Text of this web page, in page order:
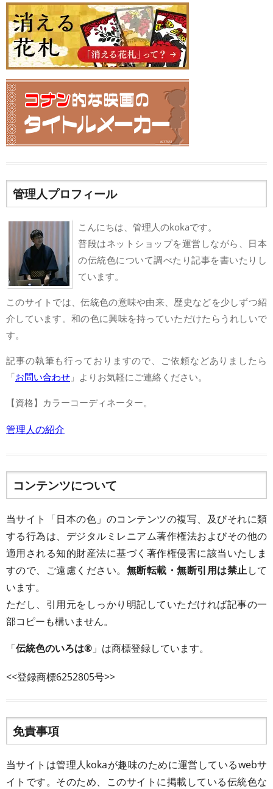
管理人プロフィール
こんにちは、管理人のkokaです。
普段はネットショップを運営しながら、日本
の伝統色について調べたり記事を書いたりし
ています。
このサイトでは、伝統色の意味や由来、歴史などを少しずつ紹
介しています。和の色に興味を持っていただけたらうれしいで
す。
記事の執筆も行っておりますので、ご依頼などありましたら
「お問い合わせ 」よりお気軽にご連絡ください。
【資格】カラーコーディネーター。
管理人の紹介
コンテンツについて
当サイト「日本の色」のコンテンツの複写、及びそれに類
する行為は、デジタルミレニアム著作権法およびその他の
適用される知的財産法に基づく著作権侵害に該当いたしま
すので、ご遠慮ください。 無断転載・無断引用は禁止して
います。
ただし、引用元をしっかり明記していただければ記事の一
部コピーも構いません。
「伝統色のいろは® 」は商標登録しています。
<<登録商標6252805号>>
免責事項
当サイトは管理人kokaが趣味のために運営しているwebサ
イトです。そのため、このサイトに掲載している伝統色な